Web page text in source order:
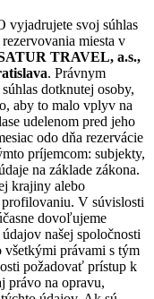
svoj súhlas
miesta v
TRAVEL, a.s.,
. Právnym
dotknutej osoby,
aby to malo vplyv na
udelenom pred jeho
odo dňa rezervácie
príjemcom: subjekty,
na základe zákona.
krajiny alebo
V súvislosti
dovoľujeme
našej spoločnosti
všetkými právami s tým
požadovať prístup k
právo na opravu,